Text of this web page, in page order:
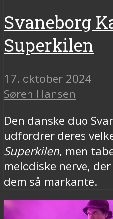
Svaneborg
Superkilen
17. oktober 2024
Søren Hansen
Den danske duo
udfordrer deres
Superkilen, men
melodiske nerve,
dem så markante.